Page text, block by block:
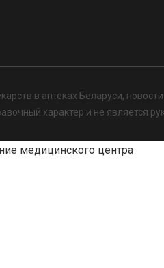
в аптеках Беларуси,
характер и не является
медицинского центра